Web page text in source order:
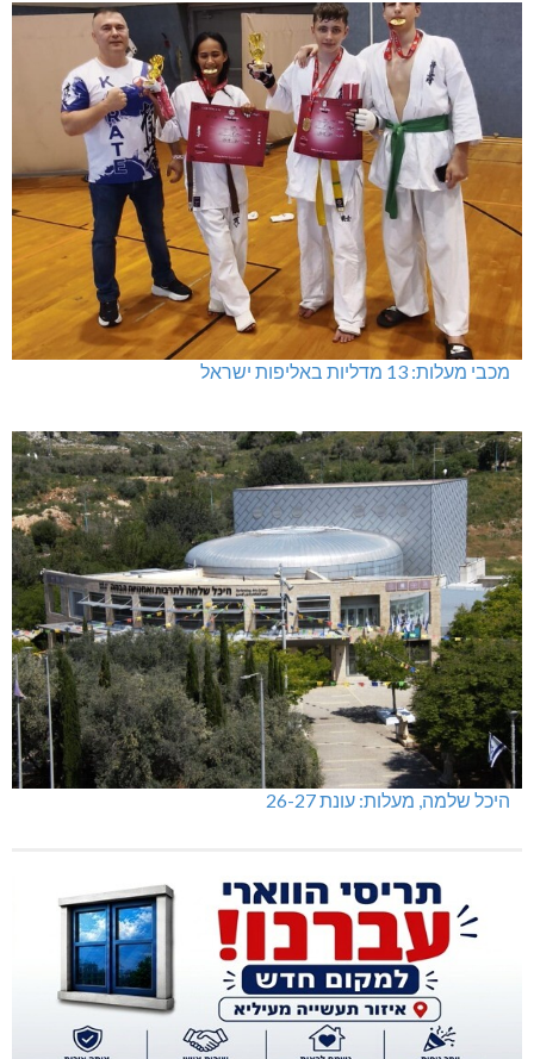
מכבי מעלות: 13 מדליות באליפות ישראל
היכל שלמה, מעלות: עונת 26-27